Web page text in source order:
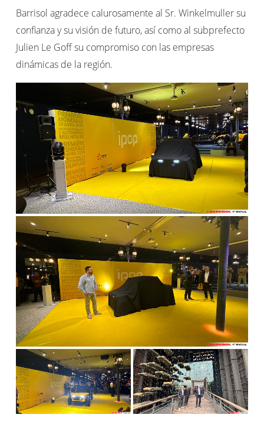
Barrisol agradece calurosamente al Sr. Winkelmuller su
confianza y su visión de futuro, así como al subprefecto
Julien Le Goff su compromiso con las empresas
dinámicas de la región.